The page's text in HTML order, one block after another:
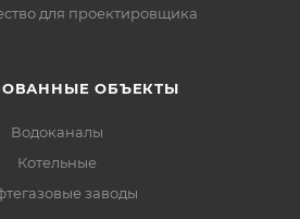
для проектировщика
ОБЪЕКТЫ
Водоканалы
Котельные
заводы